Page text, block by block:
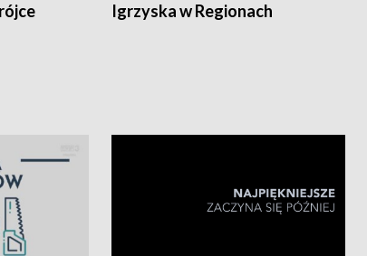
Igrzyska w Regionach